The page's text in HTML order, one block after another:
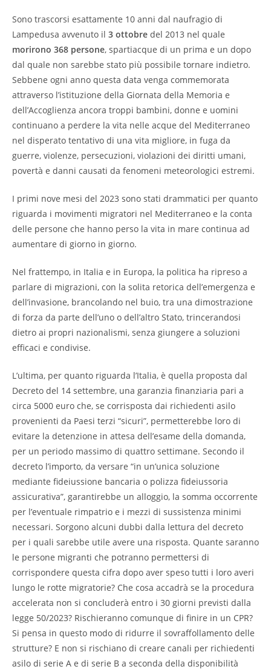
Sono trascorsi esattamente 10 anni dal naufragio di
Lampedusa avvenuto il 3 ottobre del 2013 nel quale
morirono 368 persone, spartiacque di un prima e un dopo
dal quale non sarebbe stato più possibile tornare indietro.
Sebbene ogni anno questa data venga commemorata
attraverso l’istituzione della Giornata della Memoria e
dell’Accoglienza ancora troppi bambini, donne e uomini
continuano a perdere la vita nelle acque del Mediterraneo
nel disperato tentativo di una vita migliore, in fuga da
guerre, violenze, persecuzioni, violazioni dei diritti umani,
povertà e danni causati da fenomeni meteorologici estremi.
I primi nove mesi del 2023 sono stati drammatici per quanto
riguarda i movimenti migratori nel Mediterraneo e la conta
delle persone che hanno perso la vita in mare continua ad
aumentare di giorno in giorno.
Nel frattempo, in Italia e in Europa, la politica ha ripreso a
parlare di migrazioni, con la solita retorica dell’emergenza e
dell’invasione, brancolando nel buio, tra una dimostrazione
di forza da parte dell’uno o dell’altro Stato, trincerandosi
dietro ai propri nazionalismi, senza giungere a soluzioni
efficaci e condivise.
L’ultima, per quanto riguarda l’Italia, è quella proposta dal
Decreto del 14 settembre, una garanzia finanziaria pari a
circa 5000 euro che, se corrisposta dai richiedenti asilo
provenienti da Paesi terzi “sicuri”, permetterebbe loro di
evitare la detenzione in attesa dell’esame della domanda,
per un periodo massimo di quattro settimane. Secondo il
decreto l’importo, da versare “in un’unica soluzione
mediante fideiussione bancaria o polizza fideiussoria
assicurativa”, garantirebbe un alloggio, la somma occorrente
per l’eventuale rimpatrio e i mezzi di sussistenza minimi
necessari. Sorgono alcuni dubbi dalla lettura del decreto
per i quali sarebbe utile avere una risposta. Quante saranno
le persone migranti che potranno permettersi di
corrispondere questa cifra dopo aver speso tutti i loro averi
lungo le rotte migratorie? Che cosa accadrà se la procedura
accelerata non si concluderà entro i 30 giorni previsti dalla
legge 50/2023? Rischieranno comunque di finire in un CPR?
Si pensa in questo modo di ridurre il sovraffollamento delle
strutture? E non si rischiano di creare canali per richiedenti
asilo di serie A e di serie B a seconda della disponibilità